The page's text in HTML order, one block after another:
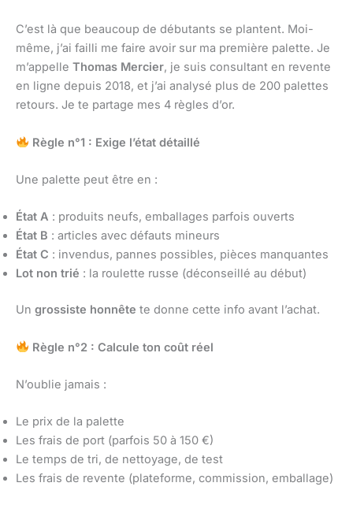
C’est là que beaucoup de débutants se plantent. Moi-
même, j’ai failli me faire avoir sur ma première palette. Je
m’appelle Thomas Mercier, je suis consultant en revente
en ligne depuis 2018, et j’ai analysé plus de 200 palettes
retours. Je te partage mes 4 règles d’or.
Règle n°1 : Exige l’état détaillé
Une palette peut être en :
État A : produits neufs, emballages parfois ouverts
État B : articles avec défauts mineurs
État C : invendus, pannes possibles, pièces manquantes
Lot non trié : la roulette russe (déconseillé au début)
Un grossiste honnête te donne cette info avant l’achat.
Règle n°2 : Calcule ton coût réel
N’oublie jamais :
Le prix de la palette
Les frais de port (parfois 50 à 150 €)
Le temps de tri, de nettoyage, de test
Les frais de revente (plateforme, commission, emballage)